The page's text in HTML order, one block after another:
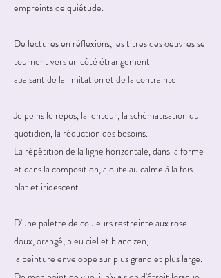
empreints de quiétude.
De lectures en réflexions, les titres des oeuvres se
tournent vers un côté étrangement
apaisant de la limitation et de la contrainte.
Je peins le repos, la lenteur, la schématisation du
quotidien, la réduction des besoins.
La répétition de la ligne horizontale, dans la forme
et dans la composition, ajoute au calme à la fois
plat et iridescent.
D'une palette de couleurs restreinte aux rose
doux, orangé, bleu ciel et blanc zen,
la peinture enveloppe sur plus grand et plus large.